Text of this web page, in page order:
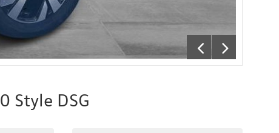
Style DSG